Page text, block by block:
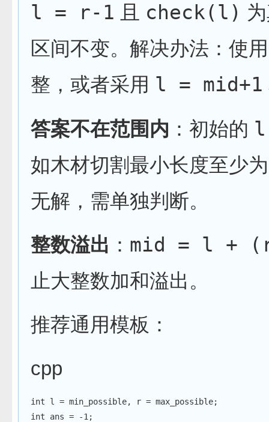
l = r-1 且 check(l)
区间不变。解决办法：使
整，或者采用 l = mid+1
答案不在范围内 ：初始的 l
如木材切割最小长度至少
无解，需单独判断。
整数溢出 ： mid = l +
止大整数加和溢出。
推荐通用模板：
cpp
int l = min_possible, r = max_possible;
int ans = -1 ;